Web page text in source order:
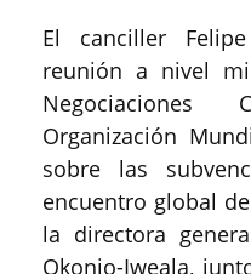
El canciller
reunión a nivel
Organización
sobre las
encuentro global
la directora
Okonjo-Iweala,